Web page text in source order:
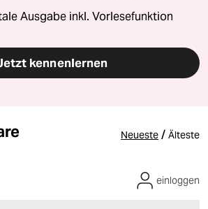
Ausgabe inkl. Vorlesefunktion
kennenlernen
Neueste / Älteste
einloggen